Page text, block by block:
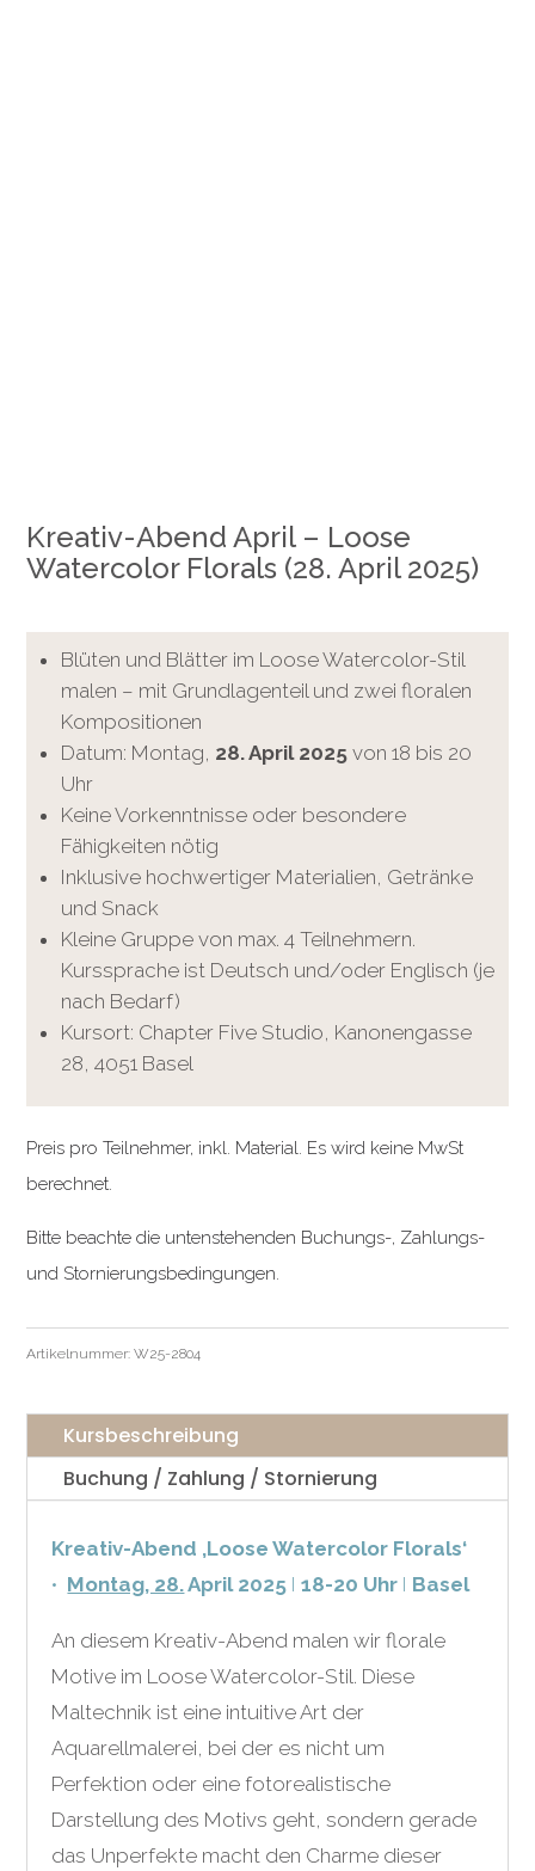
Kreativ-Abend April – Loose
Watercolor Florals (28. April 2025)
Blüten und Blätter im Loose Watercolor-Stil
malen – mit Grundlagenteil und zwei floralen
Kompositionen
Datum: Montag, 28. April 2025 von 18 bis 20
Uhr
Keine Vorkenntnisse oder besondere
Fähigkeiten nötig
Inklusive hochwertiger Materialien, Getränke
und Snack
Kleine Gruppe von max. 4 Teilnehmern.
Kurssprache ist Deutsch und/oder Englisch (je
nach Bedarf)
Kursort: Chapter Five Studio, Kanonengasse
28, 4051 Basel
Preis pro Teilnehmer, inkl. Material. Es wird keine MwSt
berechnet.
Bitte beachte die untenstehenden Buchungs-, Zahlungs-
und Stornierungsbedingungen.
Artikelnummer:W25-2804
Kursbeschreibung
Buchung / Zahlung / Stornierung
Kreativ-Abend ‚Loose Watercolor Florals‘
• Montag, 28.April 2025 I 18-20 Uhr I Basel
An diesem Kreativ-Abend malen wir florale
Motive im Loose Watercolor-Stil. Diese
Maltechnik ist eine intuitive Art der
Aquarellmalerei, bei der es nicht um
Perfektion oder eine fotorealistische
Darstellung des Motivs geht, sondern gerade
das Unperfekte macht den Charme dieser